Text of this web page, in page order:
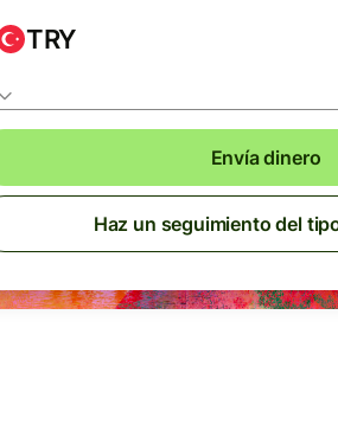
TRY
Envía dinero
Haz un seguimiento del